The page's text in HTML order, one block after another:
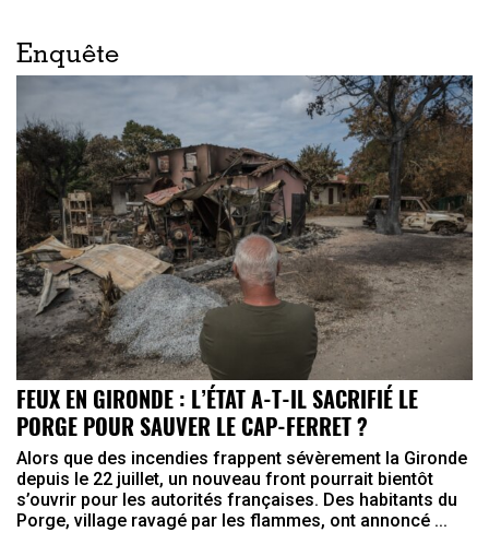
Enquête
FEUX EN GIRONDE : L’ÉTAT A-T-IL SACRIFIÉ LE
PORGE POUR SAUVER LE CAP-FERRET ?
Alors que des incendies frappent sévèrement la Gironde
depuis le 22 juillet, un nouveau front pourrait bientôt
s’ouvrir pour les autorités françaises. Des habitants du
Porge, village ravagé par les flammes, ont annoncé ...